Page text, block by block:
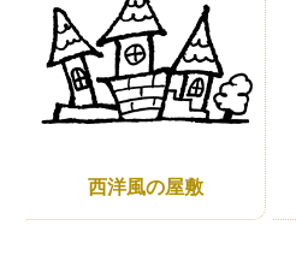
西洋風の屋敷